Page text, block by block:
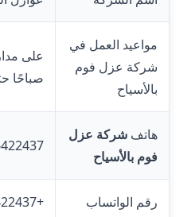
مواعيد العمل في
شركة عزل فوم
بالأسياح
صباحًا حتى
هاتفشركة عزل
فوم بالأسياح
رقم الواتساب +966506422437